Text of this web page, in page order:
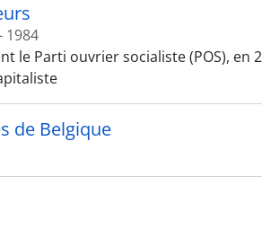
1984
le Parti ouvrier socialiste (POS),
de Belgique